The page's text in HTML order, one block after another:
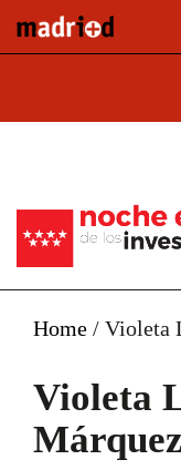
Home / Violeta
Violeta
Márquez